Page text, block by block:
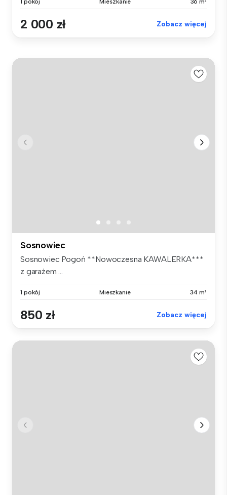
1 pokój Mieszkanie 36 m²
2 000 zł Zobacz więcej
Sosnowiec
Sosnowiec Pogoń **Nowoczesna KAWALERKA***
z garażem ...
1 pokój Mieszkanie 34 m²
850 zł Zobacz więcej